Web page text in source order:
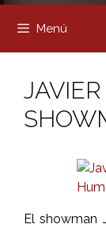
Menú
El showman